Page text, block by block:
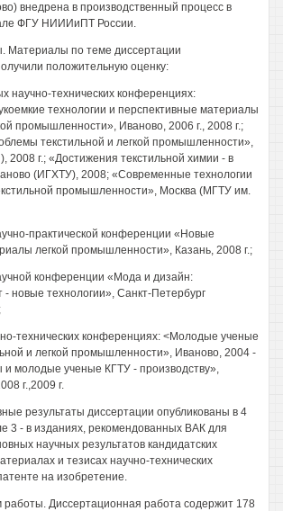
внедрена в производственный процесс в
ФГУ НИИИиПТ России.
Материалы по теме диссертации
положительную оценку:
научно-технических конференциях:
технологии и перспективные материалы
промышленности», Иваново, 2006 г., 2008 г.;
текстильной и легкой промышленности»,
2008 г.; «Достижения текстильной химии - в
(ИГХТУ), 2008; «Современные технологии
промышленности», Москва (МГТУ им.
практической конференции «Новые
легкой промышленности», Казань, 2008 г.;
конференции «Мода и дизайн:
- новые технологии», Санкт-Петербург
технических конференциях: <Молодые ученые
и легкой промышленности», Иваново, 2004 -
и молодые ученые КГТУ - производству»,
г.,2009 г.
результаты диссертации опубликованы в 4
3 - в изданиях, рекомендованных ВАК для
научных результатов кандидатских
и тезисах научно-технических
на изобретение.
работы. Диссертационная работа содержит 178